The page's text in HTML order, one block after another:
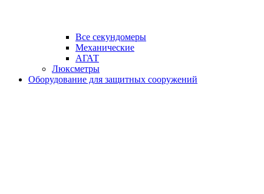
Все секундомеры
Механические
АГАТ
Люксметры
Оборудование для защитных сооружений